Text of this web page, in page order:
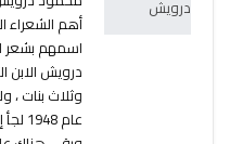
أهم الشعراء
اسمهم بشعر
درويش الابن
عام